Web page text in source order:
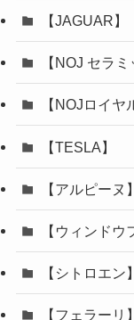
【JAGUAR】
【NOJ セラ
【NOJロイヤ
【TESLA】
【アルピーヌ】
【ウィンドウ
【シトロエン】
【フェラーリ】